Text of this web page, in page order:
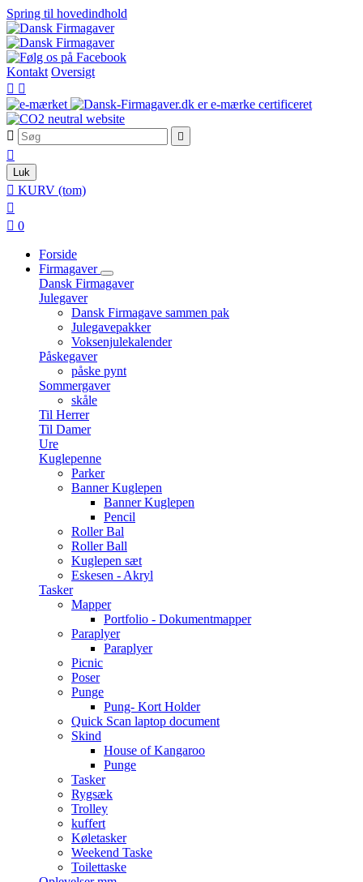
Spring til hovedindhold
Kontakt Oversigt
 
 

Luk
 KURV (tom)

 0
Forside
Firmagaver
Dansk Firmagaver
Julegaver
Dansk Firmagave sammen pak
Julegavepakker
Voksenjulekalender
Påskegaver
påske pynt
Sommergaver
skåle
Til Herrer
Til Damer
Ure
Kuglepenne
Parker
Banner Kuglepen
Banner Kuglepen
Pencil
Roller Bal
Roller Ball
Kuglepen sæt
Eskesen - Akryl
Tasker
Mapper
Portfolio - Dokumentmapper
Paraplyer
Paraplyer
Picnic
Poser
Punge
Pung- Kort Holder
Quick Scan laptop document
Skind
House of Kangaroo
Punge
Tasker
Rygsæk
Trolley
kuffert
Køletasker
Weekend Taske
Toilettaske